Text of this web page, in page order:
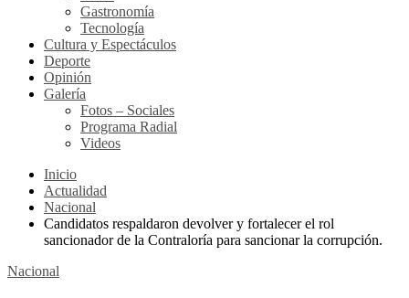
Gastronomía
Tecnología
Cultura y Espectáculos
Deporte
Opinión
Galería
Fotos – Sociales
Programa Radial
Videos
Inicio
Actualidad
Nacional
Candidatos respaldaron devolver y fortalecer el rol
sancionador de la Contraloría para sancionar la corrupción.
Nacional